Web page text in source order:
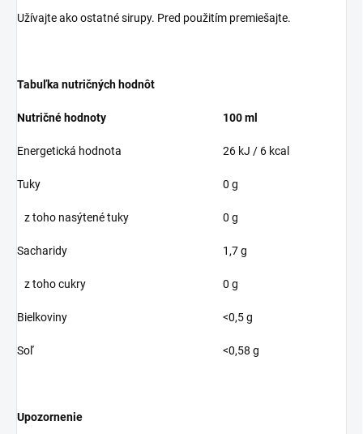
Užívajte ako ostatné sirupy. Pred použitím premiešajte.
Tabuľka nutričných hodnôt
Nutričné hodnoty 100 ml
Energetická hodnota 26 kJ / 6 kcal
Tuky 0 g
z toho nasýtené tuky 0 g
Sacharidy 1,7 g
z toho cukry 0 g
Bielkoviny <0,5 g
Soľ <0,58 g
Upozornenie